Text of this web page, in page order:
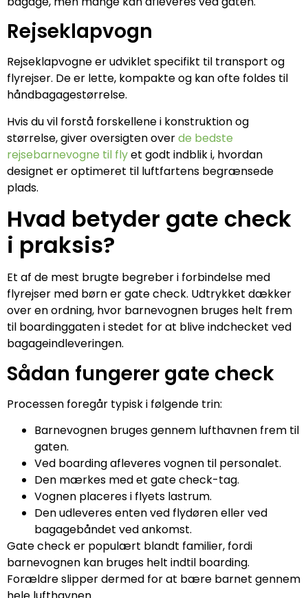
Rejseklapvogn
Rejseklapvogne er udviklet specifikt til transport og
flyrejser. De er lette, kompakte og kan ofte foldes til
håndbagagestørrelse.
Hvis du vil forstå forskellene i konstruktion og
størrelse, giver oversigten overde bedste
rejsebarnevogne til flyet godt indblik i, hvordan
designet er optimeret til luftfartens begrænsede
plads.
Hvad betyder gate check
i praksis?
Et af de mest brugte begreber i forbindelse med
flyrejser med børn er gate check. Udtrykket dækker
over en ordning, hvor barnevognen bruges helt frem
til boardinggaten i stedet for at blive indchecket ved
bagageindleveringen.
Sådan fungerer gate check
Processen foregår typisk i følgende trin:
Barnevognen bruges gennem lufthavnen frem til
gaten.
Ved boarding afleveres vognen til personalet.
Den mærkes med et gate check-tag.
Vognen placeres i flyets lastrum.
Den udleveres enten ved flydøren eller ved
bagagebåndet ved ankomst.
Gate check er populært blandt familier, fordi
barnevognen kan bruges helt indtil boarding.
Forældre slipper dermed for at bære barnet gennem